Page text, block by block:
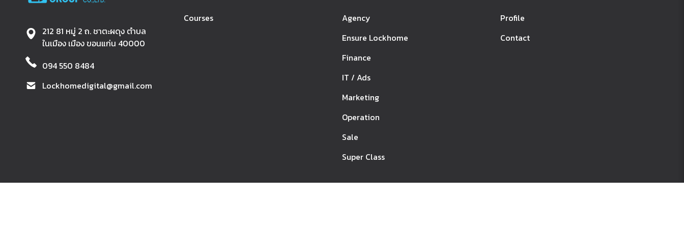
212 81 หมู่ 2 ถ. ชาตะผดุง ตำบล
ในเมือง เมือง ขอนแก่น 40000
094 550 8484
Lockhomedigital@gmail.com
Courses
Agency
Ensure Lockhome
Finance
IT / Ads
Marketing
Operation
Sale
Super Class
Profile
Contact